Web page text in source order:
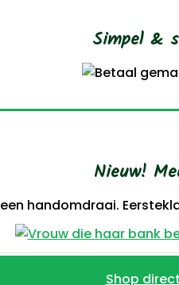
Simpel &
Nieuw!
handomdraai.
Shop